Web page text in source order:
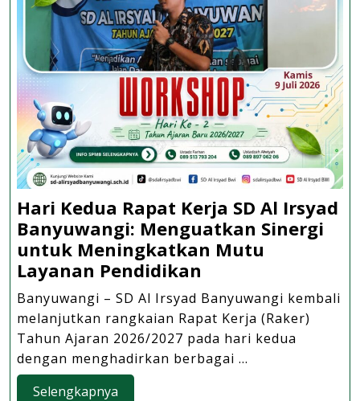
Hari Kedua Rapat Kerja SD Al Irsyad
Banyuwangi: Menguatkan Sinergi
untuk Meningkatkan Mutu
Layanan Pendidikan
Kedua
Rapat
Kerja
SD
Al
Banyuwangi – SD Al Irsyad Banyuwangi kembali
melanjutkan rangkaian Rapat Kerja (Raker)
Tahun Ajaran 2026/2027 pada hari kedua
dengan menghadirkan berbagai ...
Selengkapnya